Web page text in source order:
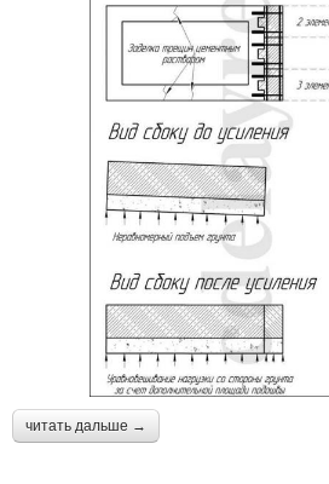
читать дальше →